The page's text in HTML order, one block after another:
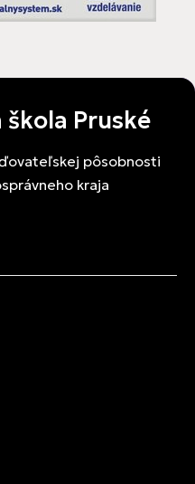
Pruské
pôsobnosti
kraja